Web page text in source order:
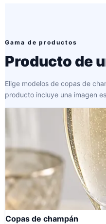
Gama de productos
Producto de
Elige modelos de copas de
producto incluye una imagen
Copas de champán